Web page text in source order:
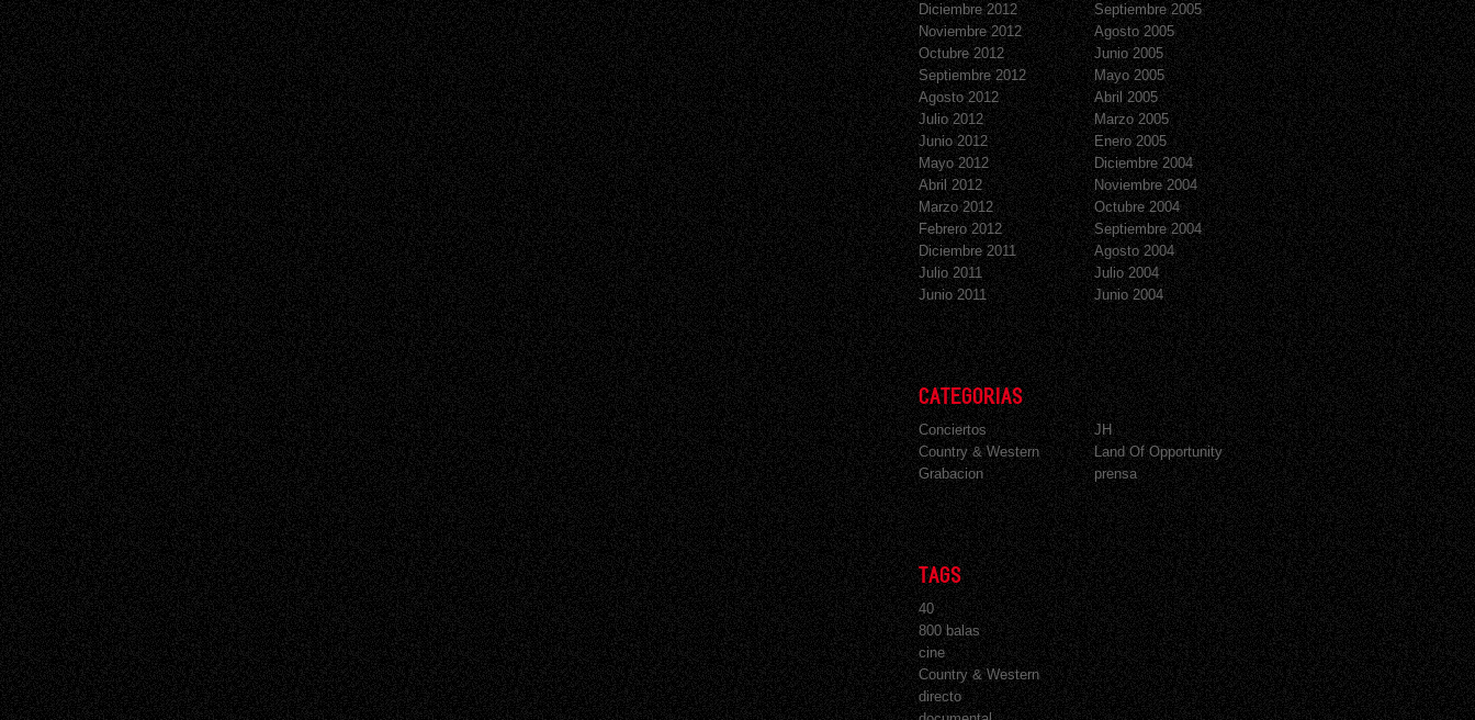
Diciembre 2012
Noviembre 2012
Octubre 2012
Septiembre 2012
Agosto 2012
Julio 2012
Junio 2012
Mayo 2012
Abril 2012
Marzo 2012
Febrero 2012
Diciembre 2011
Julio 2011
Junio 2011
Septiembre 2005
Agosto 2005
Junio 2005
Mayo 2005
Abril 2005
Marzo 2005
Enero 2005
Diciembre 2004
Noviembre 2004
Octubre 2004
Septiembre 2004
Agosto 2004
Julio 2004
Junio 2004
CATEGORIAS
Conciertos
Country & Western
Grabacion
JH
Land Of Opportunity
prensa
TAGS
40
800 balas
cine
Country & Western
directo